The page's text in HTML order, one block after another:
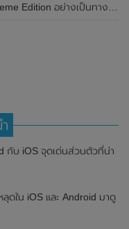
ย่างเป็นทางการแล้วในประเทศจีน
กับ iOS จุดเด่นส่วนตัวที่น่า
ดใน iOS และ Android มาดู